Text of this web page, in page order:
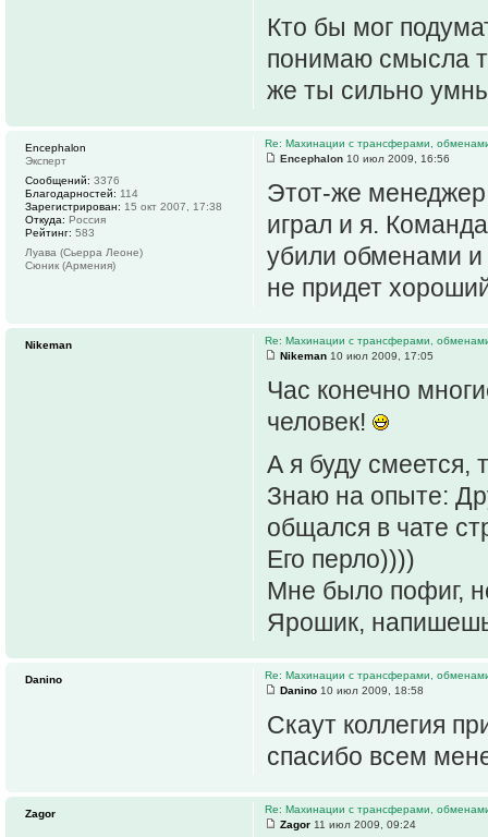
Кто бы мог
понимаю смысла
же ты сильно
Re: Махинации с трансферами,
Encephalon 10 июл 2009, 16:56
Этот-же
играл и я.
убили обменами
не придет
Encephalon
Эксперт
Сообщений: 3376
Благодарностей: 114
Зарегистрирован: 15 окт 2007, 17:38
Откуда: Россия
Рейтинг: 583
Луава (Сьерра Леоне)
Сюник (Армения)
Re: Махинации с трансферами,
Nikeman 10 июл 2009, 17:05
Час конечно
человек!
А я буду смеется,
Знаю на опыте:
общался в чате
Его перло))))
Мне было пофиг,
Ярошик,
Nikeman
Re: Махинации с трансферами,
Danino 10 июл 2009, 18:58
Скаут коллегия
спасибо всем
Danino
Re: Махинации с трансферами,
Zagor 11 июл 2009, 09:24
Zagor